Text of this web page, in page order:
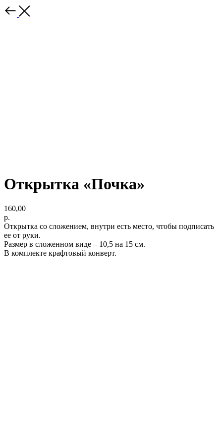
Открытка «Почка»
160,00
р.
Открытка со сложением, внутри есть место, чтобы подписать
ее от руки.
Размер в сложенном виде – 10,5 на 15 см.
В комплекте крафтовый конверт.